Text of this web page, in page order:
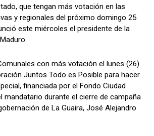
que tengan más votación en las
y regionales del próximo domingo 25
este miércoles el presidente de la
con más votación el lunes (26)
Juntos Todo es Posible para hacer
financiada por el Fondo Ciudad
mandatario durante el cierre de campaña
de La Guaira, José Alejandro